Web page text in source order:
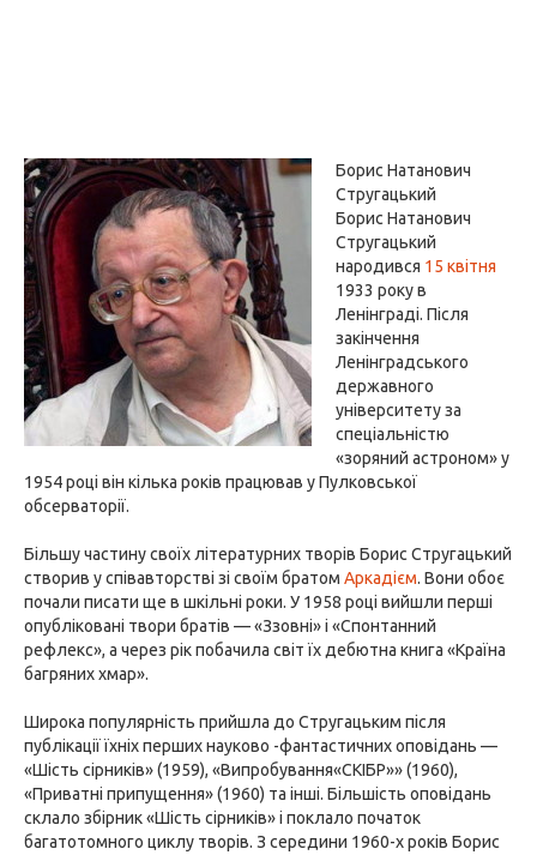
Борис Натанович
Стругацький
Борис Натанович
Стругацький
народився 15 квітня
1933 року в
Ленінграді. Після
закінчення
Ленінградського
державного
університету за
спеціальністю
«зоряний астроном» у
1954 році він кілька років працював у Пулковської
обсерваторії.
Більшу частину своїх літературних творів Борис Стругацький
створив у співавторстві зі своїм братом Аркадієм. Вони обоє
почали писати ще в шкільні роки. У 1958 році вийшли перші
опубліковані твори братів — «Ззовні» і «Спонтанний
рефлекс», а через рік побачила світ їх дебютна книга «Країна
багряних хмар».
Широка популярність прийшла до Стругацьким після
публікації їхніх перших науково -фантастичних оповідань —
«Шість сірників» (1959), «Випробування«СКІБР»» (1960),
«Приватні припущення» (1960) та інші. Більшість оповідань
склало збірник «Шість сірників» і поклало початок
багатотомного циклу творів. З середини 1960-х років Борис